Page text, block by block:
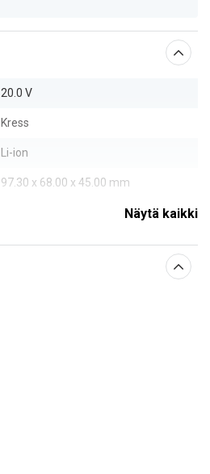
20.0 V
Kress
Li-ion
97.30 x 68.00 x 45.00 mm
Näytä kaikki